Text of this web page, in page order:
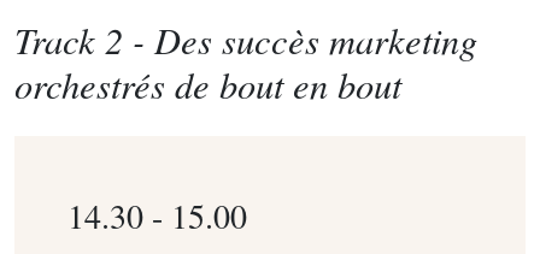
Track 2 - Des succès marketing
orchestrés de bout en bout
14.30 - 15.00